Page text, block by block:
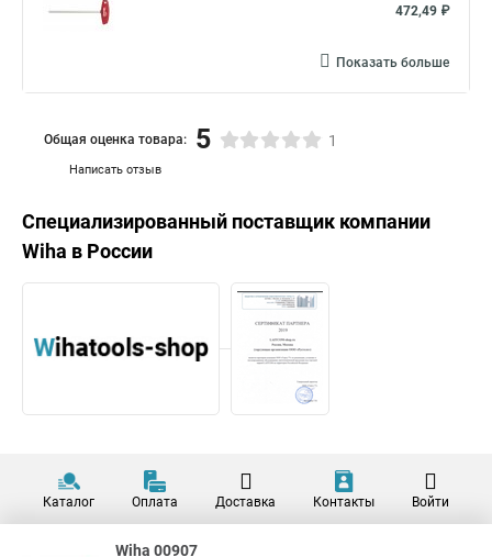
472,49 ₽
Показать больше
Написать отзыв
Общая оценка товара: 5 1
Специализированный поставщик компании
Wiha в России
Каталог Оплата Доставка Контакты Войти
Wiha 00907